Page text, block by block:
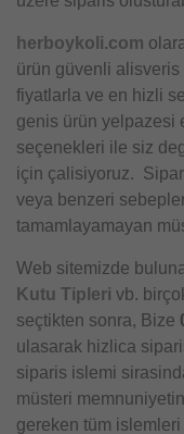
herboykoli.com
ürün güvenli
fiyatlarla ve en hizli
genis ürün yelpazesi
seçenekleri ile siz
için çalisiyoruz.
veya benzeri
tamamlayamayan
Web sitemizde
Kutu Tipleri vb.
seçtikten sonra, Bize
ulasarak hizlica
siparis islemi
müsteri
gereken tüm